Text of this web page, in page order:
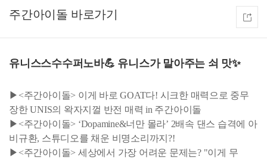
주간아이돌
유니스스수수퍼노바💪 유니스가 말아주는 쇠 맛✨
▶<주간아이돌> 이게 바로 GOAT다! 시크한 매력으로 중무
장한 UNIS의 왁자지껄 반전 매력 in 주간아이돌
▶<주간아이돌> ‘Dopamine&너만 몰라’ 2배속 댄스 습격에 아
비규환, 스튜디오를 채운 비명소리까지?!
▶<주간아이돌> 세상에서 가장 어려운 문제는? "이게 무